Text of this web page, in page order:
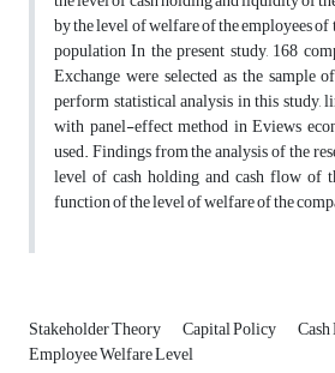
by the level of welfare of the employees
population In the present study, 168
Exchange were selected as the sample
perform statistical analysis in this study,
with panel-effect method in Eviews
used. Findings from the analysis of the
level of cash holding and cash flow of
function of the level of welfare of the
Stakeholder Theory Capital Policy
Employee Welfare Level